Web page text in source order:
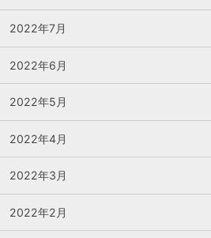
2022年7月
2022年6月
2022年5月
2022年4月
2022年3月
2022年2月